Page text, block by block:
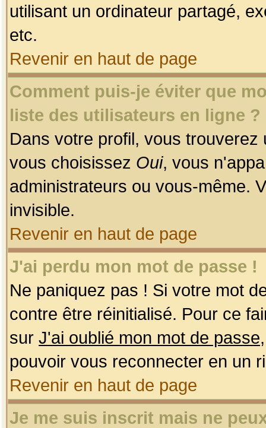
utilisant un ordinateur partagé,
etc.
Revenir en haut de page
Comment puis-je éviter que
liste des utilisateurs en ligne ?
Dans votre profil, vous
vous choisissez Oui, vous
administrateurs ou vous-même.
invisible.
Revenir en haut de page
J'ai perdu mon mot de passe !
Ne paniquez pas ! Si votre mot
contre être réinitialisé. Pour ce
sur J'ai oublié mon mot de passe
pouvoir vous reconnecter en un
Revenir en haut de page
Je me suis inscrit mais ne